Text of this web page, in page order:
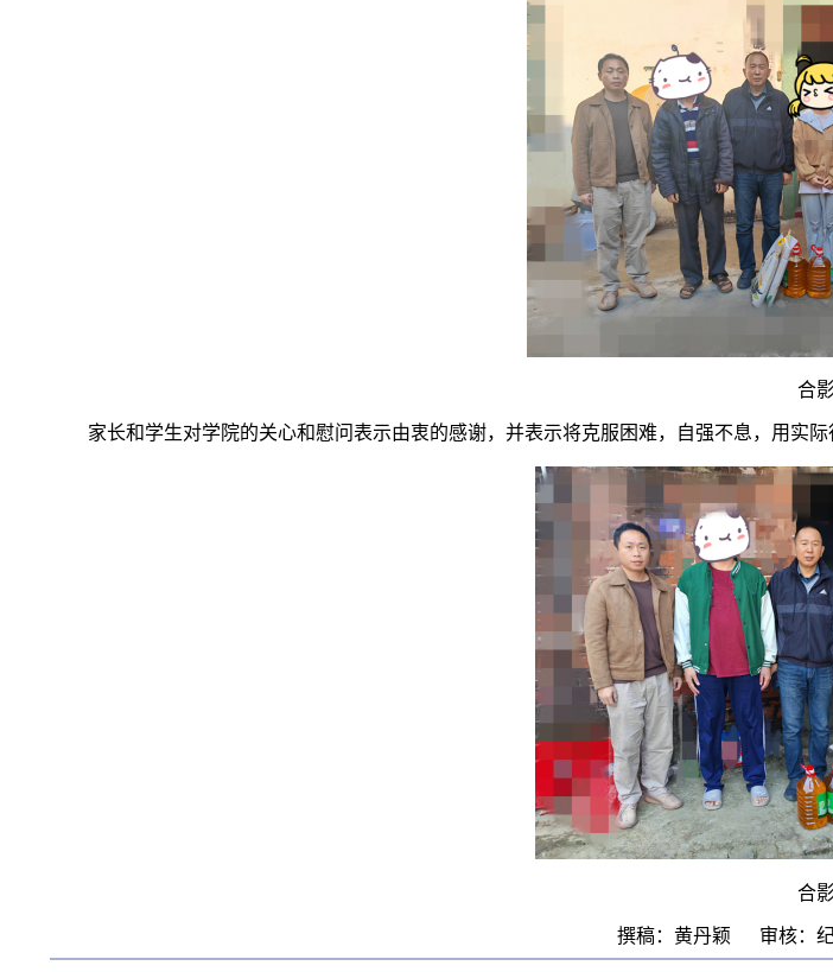
合
家长和学生对学院的关心和慰问表示由衷的感谢，并表示将克服困难，自强不息，用实际
合
撰稿：黄丹颖 审核：